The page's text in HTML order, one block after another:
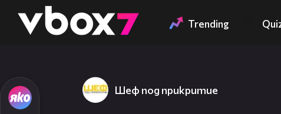
👾 Trending
Шеф под прикритие